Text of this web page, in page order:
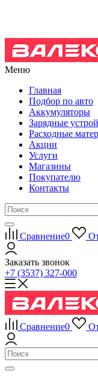
Меню
Главная
Подбор по авто
Аккумуляторы
Зарядные
Расходные
Акции
Услуги
Магазины
Покупателю
Контакты
Сравнение0
Заказать звонок
+7 (3537) 327-000
Сравнение0